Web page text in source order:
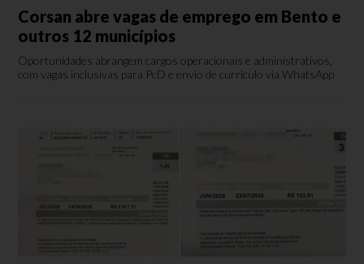
Corsan abre vagas de emprego em Bento e
outros 12 municípios
Oportunidades abrangem cargos operacionais e administrativos,
com vagas inclusivas para PcD e envio de currículo via WhatsApp